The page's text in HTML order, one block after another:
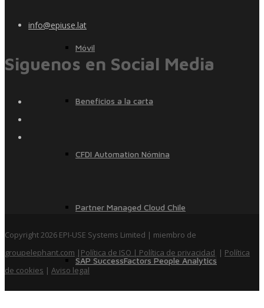
Móvil
Beneficios a la carta
CFDI Automation Nómina
Partner Managed Cloud Chile
SAP SuccessFactors People Analytics
info@epiuse.lat
Siguenos en Social Media
Copyright 2026 EPI-USE Systems Limited | miembro de
groupelephant.com | Política de ISO | Política de privacidad | Política
de cookies | Aviso legal